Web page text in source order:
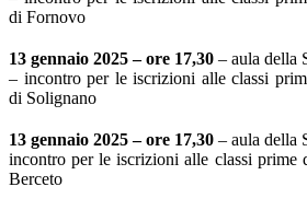
di Fornovo
13 gennaio 2025 – ore 17,30 – aula della
– incontro per le iscrizioni alle classi
di Solignano
13 gennaio 2025 – ore 17,30 – aula della
incontro per le iscrizioni alle classi prime
Berceto